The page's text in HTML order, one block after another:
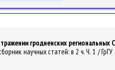
гродненских региональных
научных статей: в 2 ч. Ч. 1 /